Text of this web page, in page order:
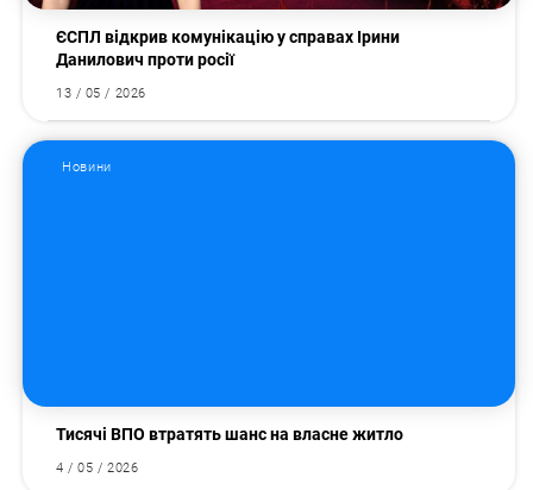
ЄСПЛ відкрив комунікацію у справах Ірини
Данилович проти росії
13 / 05 / 2026
Новини
Тисячі ВПО втратять шанс на власне житло
4 / 05 / 2026